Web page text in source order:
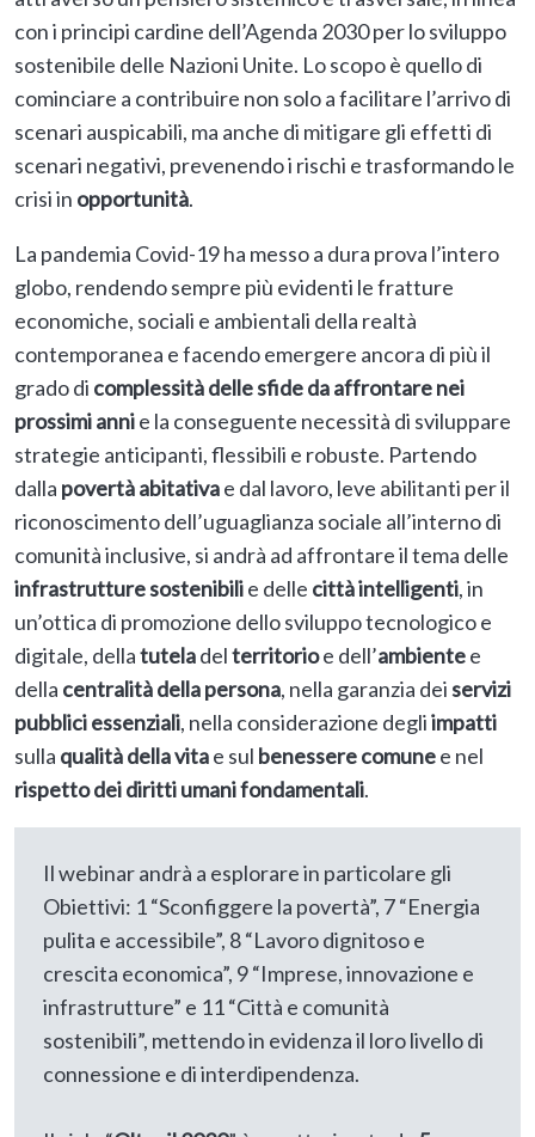
con i principi cardine dell’Agenda 2030 per lo sviluppo
sostenibile delle Nazioni Unite. Lo scopo è quello di
cominciare a contribuire non solo a facilitare l’arrivo di
scenari auspicabili, ma anche di mitigare gli effetti di
scenari negativi, prevenendo i rischi e trasformando le
crisi in opportunità.
La pandemia Covid-19 ha messo a dura prova l’intero
globo, rendendo sempre più evidenti le fratture
economiche, sociali e ambientali della realtà
contemporanea e facendo emergere ancora di più il
grado di complessità delle sfide da affrontare nei
prossimi annie la conseguente necessità di sviluppare
strategie anticipanti, flessibili e robuste. Partendo
dalla povertà abitativae dal lavoro, leve abilitanti per il
riconoscimento dell’uguaglianza sociale all’interno di
comunità inclusive, si andrà ad affrontare il tema delle
infrastrutture sostenibilie delle città intelligenti, in
un’ottica di promozione dello sviluppo tecnologico e
digitale, dellatuteladelterritorioe dell’ambientee
della centralità della persona, nella garanzia deiservizi
pubblici essenziali, nella considerazione degliimpatti
sulla qualità della vitae sul benessere comunee nel
rispetto dei dirittiumani fondamentali.
Il webinar andrà a esplorare in particolare gli
Obiettivi: 1 “Sconfiggere la povertà”, 7 “Energia
pulita e accessibile”, 8 “Lavoro dignitoso e
crescita economica”, 9 “Imprese, innovazione e
infrastrutture” e 11 “Città e comunità
sostenibili”, mettendo in evidenza il loro livello di
connessione e di interdipendenza.